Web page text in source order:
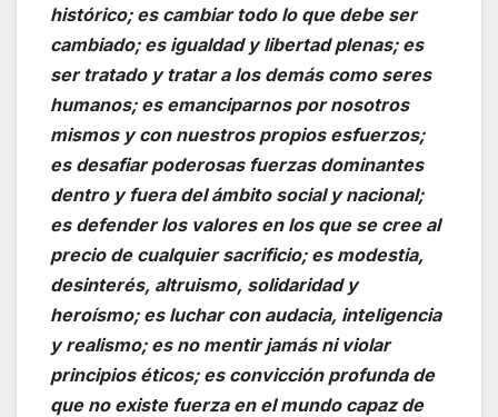
histórico; es cambiar todo lo que debe ser
cambiado; es igualdad y libertad plenas; es
ser tratado y tratar a los demás como seres
humanos; es emanciparnos por nosotros
mismos y con nuestros propios esfuerzos;
es desafiar poderosas fuerzas dominantes
dentro y fuera del ámbito social y nacional;
es defender los valores en los que se cree al
precio de cualquier sacrificio; es modestia,
desinterés, altruismo, solidaridad y
heroísmo; es luchar con audacia, inteligencia
y realismo; es no mentir jamás ni violar
principios éticos; es convicción profunda de
que no existe fuerza en el mundo capaz de